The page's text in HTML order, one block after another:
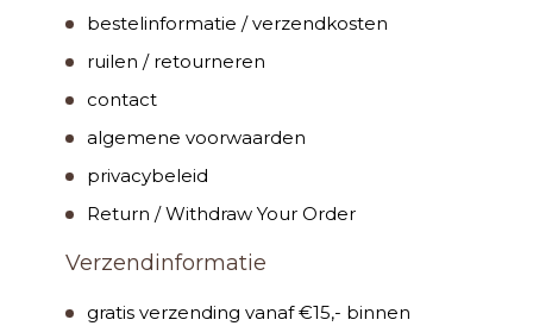
bestelinformatie / verzendkosten
ruilen / retourneren
contact
algemene voorwaarden
privacybeleid
Return / Withdraw Your Order
Verzendinformatie
gratis verzending vanaf €15,- binnen